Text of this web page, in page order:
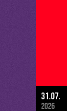
31.07.
2026